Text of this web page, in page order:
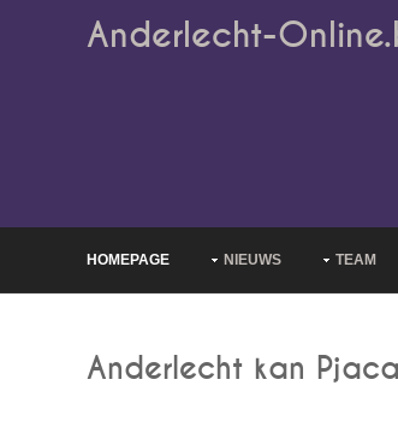
Anderlecht-
HOMEPAGE NIEUWS TEAM
Anderlecht kan